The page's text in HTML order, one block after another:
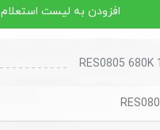
افزودن به لیست استعلام